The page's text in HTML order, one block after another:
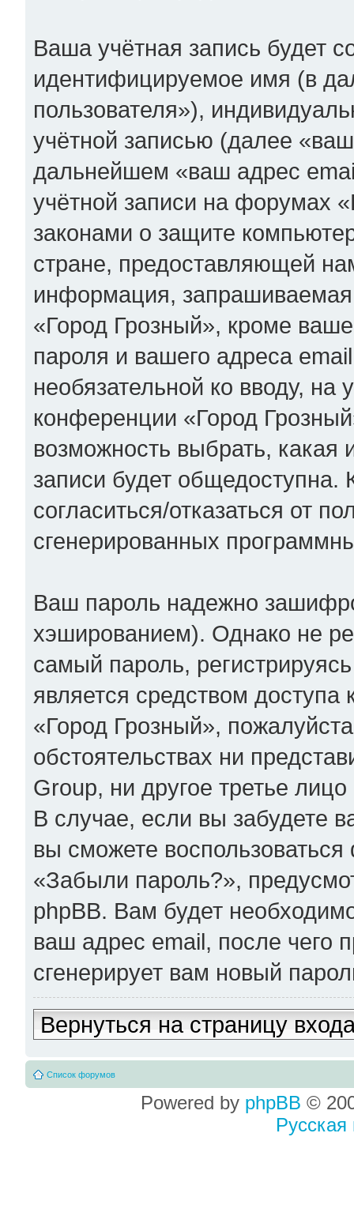
Ваша учётная запись будет
идентифицируемое имя (в
пользователя»),
учётной записью (далее
дальнейшем «ваш адрес
учётной записи на форумах
законами о защите
стране, предоставляющей
информация,
«Город Грозный», кроме
пароля и вашего адреса
необязательной ко вводу,
конференции «Город
возможность выбрать,
записи будет общедоступна.
согласиться/отказаться от
сгенерированных
Ваш пароль надежно
хэшированием). Однако не
самый пароль,
является средством
«Город Грозный»,
обстоятельствах ни
Group, ни другое третье
В случае, если вы забудете
вы сможете
«Забыли пароль?»,
phpBB. Вам будет
ваш адрес email, после чего
сгенерирует вам новый
Вернуться на страницу
Список форумов
Powered by phpBB ©